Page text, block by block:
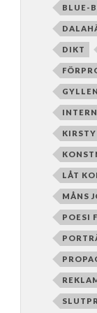
BLUE-
DIKT
LÅT
MÅNS
POESI